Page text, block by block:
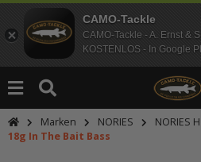
CAMO-Tackle
CAMO-Tackle - A. Ernst &
KOSTENLOS - In Google
Marken NORIES
NORIES
18g In The Bait Bass